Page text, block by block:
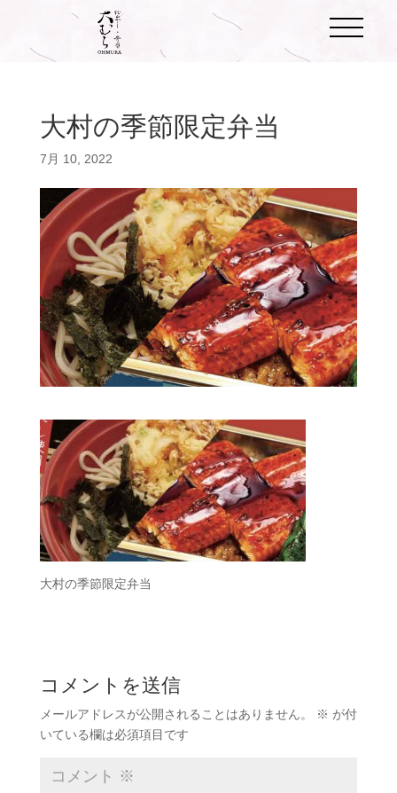
大村の季節限定弁当
7月 10, 2022
大村の季節限定弁当
コメントを送信
メールアドレスが公開されることはありません。 ※ が付
いている欄は必須項目です